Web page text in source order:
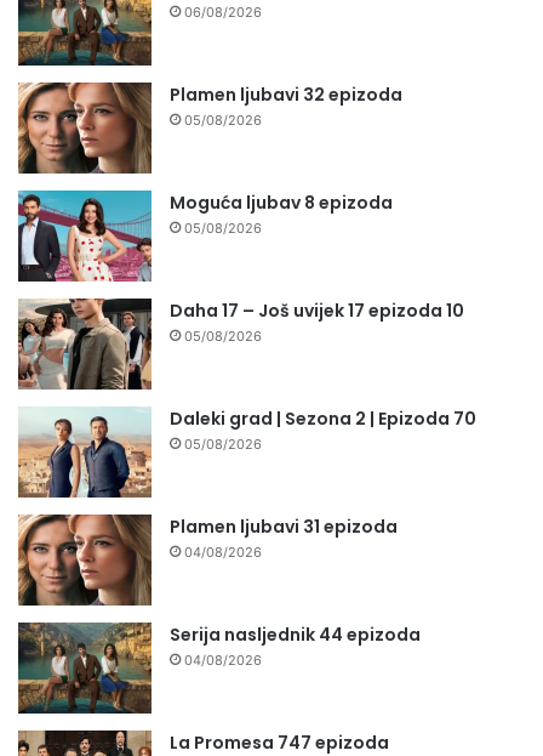
06/08/2026
Plamen ljubavi 32 epizoda
05/08/2026
Moguća ljubav 8 epizoda
05/08/2026
Daha 17 – Još uvijek 17 epizoda 10
05/08/2026
Daleki grad | Sezona 2 | Epizoda 70
05/08/2026
Plamen ljubavi 31 epizoda
04/08/2026
Serija nasljednik 44 epizoda
04/08/2026
La Promesa 747 epizoda